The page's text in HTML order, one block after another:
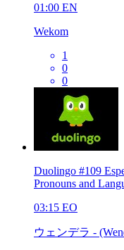
01:00 EN
Wekom
1
0
0
Duolingo #109
Pronouns and
03:15 EO
ウェンデラ -